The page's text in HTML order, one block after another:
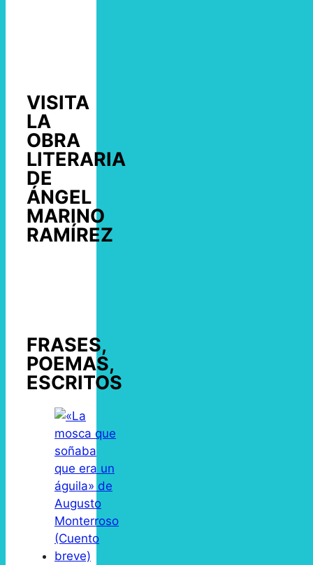
VISITA
LA
OBRA
LITERARIA
DE
ÁNGEL
MARINO
RAMÍREZ
FRASES,
POEMAS,
ESCRITOS